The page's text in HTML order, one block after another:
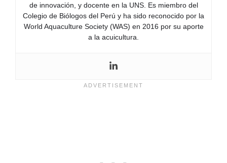
de innovación, y docente en la UNS. Es miembro del
Colegio de Biólogos del Perú y ha sido reconocido por la
World Aquaculture Society (WAS) en 2016 por su aporte
a la acuicultura.